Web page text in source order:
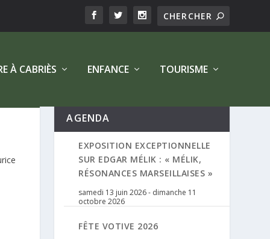
À CABRIÈS ENFANCE TOURISME
AGENDA
EXPOSITION EXCEPTIONNELLE
SUR EDGAR MÉLIK : « MÉLIK,
RÉSONANCES MARSEILLAISES »
samedi 13 juin 2026- dimanche 11
octobre 2026
FÊTE VOTIVE 2026